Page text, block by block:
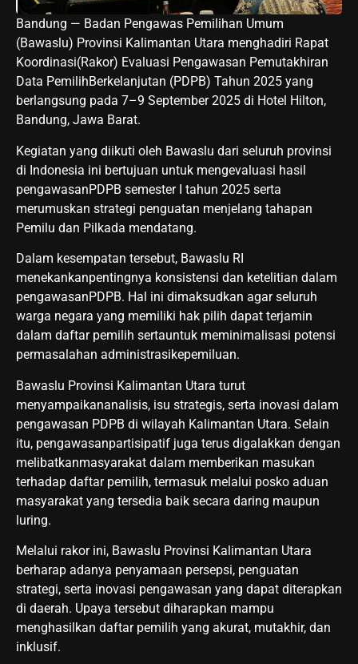
Bandung — Badan Pengawas Pemilihan Umum
(Bawaslu) Provinsi Kalimantan Utara menghadiri Rapat
Koordinasi(Rakor) Evaluasi Pengawasan Pemutakhiran
Data PemilihBerkelanjutan (PDPB) Tahun 2025 yang
berlangsung pada 7–9 September 2025 di Hotel Hilton,
Bandung, Jawa Barat.
Kegiatan yang diikuti oleh Bawaslu dari seluruh provinsi
di Indonesia ini bertujuan untuk mengevaluasi hasil
pengawasanPDPB semester I tahun 2025 serta
merumuskan strategi penguatan menjelang tahapan
Pemilu dan Pilkada mendatang.
Dalam kesempatan tersebut, Bawaslu RI
menekankanpentingnya konsistensi dan ketelitian dalam
pengawasanPDPB. Hal ini dimaksudkan agar seluruh
warga negara yang memiliki hak pilih dapat terjamin
dalam daftar pemilih sertauntuk meminimalisasi potensi
permasalahan administrasikepemiluan.
Bawaslu Provinsi Kalimantan Utara turut
menyampaikananalisis, isu strategis, serta inovasi dalam
pengawasan PDPB di wilayah Kalimantan Utara. Selain
itu, pengawasanpartisipatif juga terus digalakkan dengan
melibatkanmasyarakat dalam memberikan masukan
terhadap daftar pemilih, termasuk melalui posko aduan
masyarakat yang tersedia baik secara daring maupun
luring.
Melalui rakor ini, Bawaslu Provinsi Kalimantan Utara
berharap adanya penyamaan persepsi, penguatan
strategi, serta inovasi pengawasan yang dapat diterapkan
di daerah. Upaya tersebut diharapkan mampu
menghasilkan daftar pemilih yang akurat, mutakhir, dan
inklusif.